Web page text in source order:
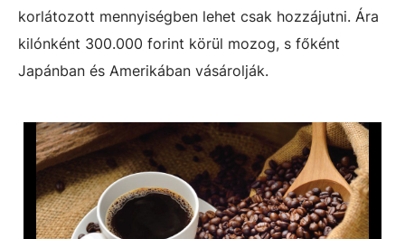
korlátozott mennyiségben lehet csak hozzájutni. Ára
kilónként 300.000 forint körül mozog, s főként
Japánban és Amerikában vásárolják.